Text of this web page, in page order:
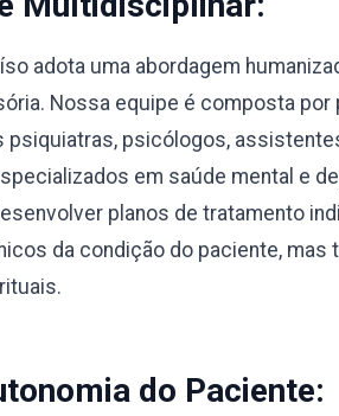
adota uma abordagem
Nossa equipe é composta
psiquiatras, psicólogos,
em saúde mental e
planos de tratamento
da condição do paciente, mas
do Paciente: